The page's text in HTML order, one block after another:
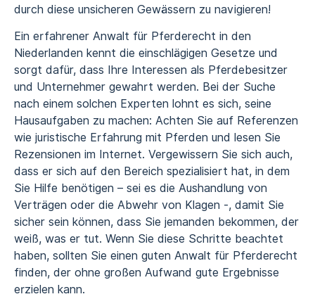
durch diese unsicheren Gewässern zu navigieren!
Ein erfahrener Anwalt für Pferderecht in den
Niederlanden kennt die einschlägigen Gesetze und
sorgt dafür, dass Ihre Interessen als Pferdebesitzer
und Unternehmer gewahrt werden. Bei der Suche
nach einem solchen Experten lohnt es sich, seine
Hausaufgaben zu machen: Achten Sie auf Referenzen
wie juristische Erfahrung mit Pferden und lesen Sie
Rezensionen im Internet. Vergewissern Sie sich auch,
dass er sich auf den Bereich spezialisiert hat, in dem
Sie Hilfe benötigen – sei es die Aushandlung von
Verträgen oder die Abwehr von Klagen -, damit Sie
sicher sein können, dass Sie jemanden bekommen, der
weiß, was er tut. Wenn Sie diese Schritte beachtet
haben, sollten Sie einen guten Anwalt für Pferderecht
finden, der ohne großen Aufwand gute Ergebnisse
erzielen kann.